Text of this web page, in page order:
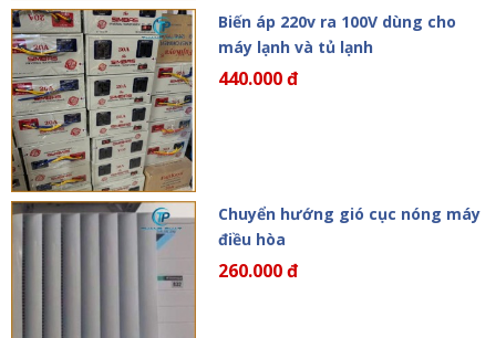
Biến áp 220v ra 100V dùng cho
máy lạnh và tủ lạnh
440.000 đ
Chuyển hướng gió cục nóng máy
điều hòa
260.000 đ